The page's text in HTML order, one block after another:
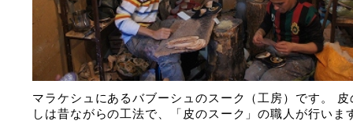
マラケシュにあるバブーシュのスーク（工房）です。 皮
しは昔ながらの工法で、「皮のスーク」の職人が行いま